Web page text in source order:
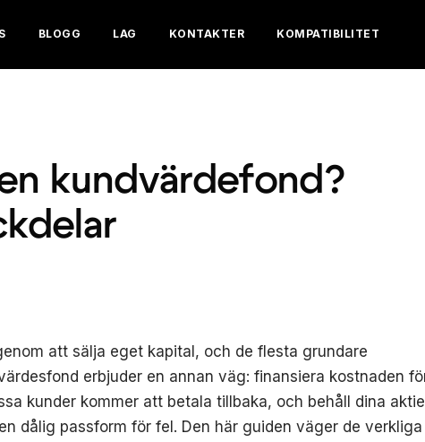
BLOGG LAG KONTAKTER KOMPATIBILITET
kundvärdefond?
att sälja eget kapital, och de flesta grundare
erbjuder en annan väg: finansiera kostnaden
kunder kommer att betala tillbaka, och behåll dina
dålig passform för fel. Den här guiden väger de verkliga